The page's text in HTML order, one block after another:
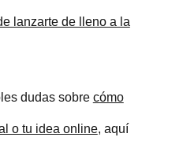
lanzarte de lleno a la
dudas sobre cómo
o tu idea online, aquí